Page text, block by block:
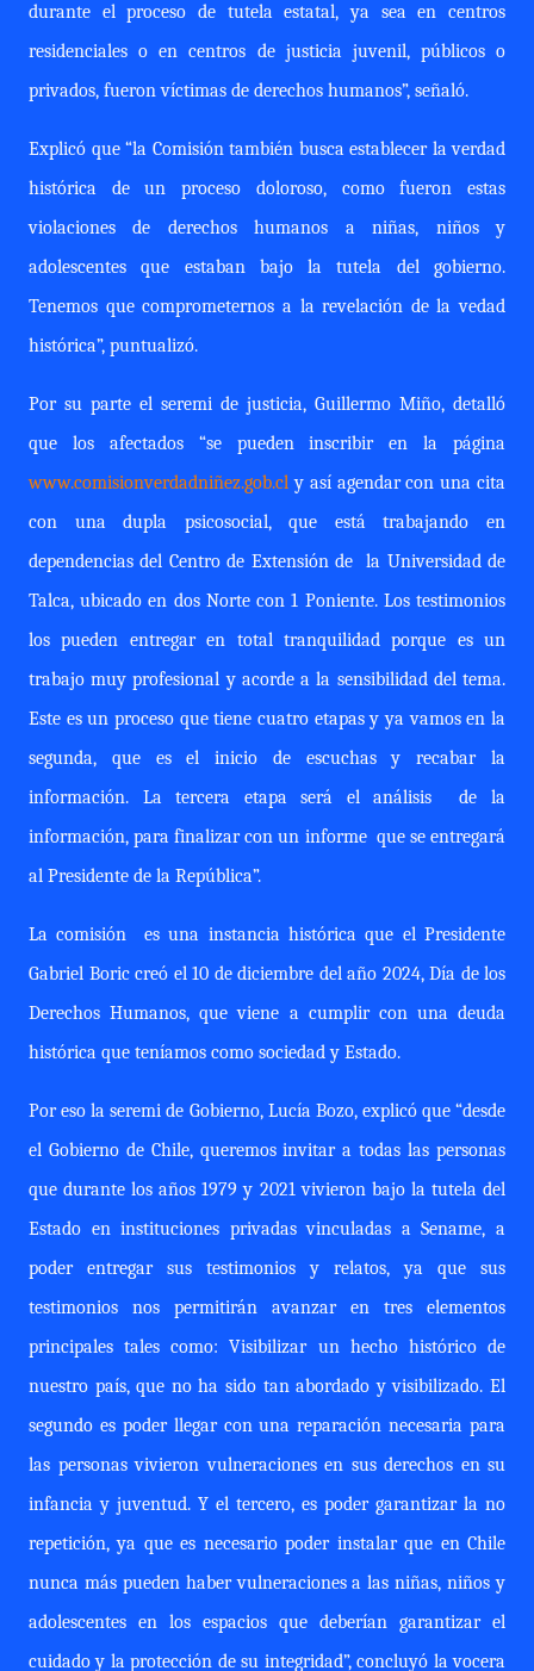
durante el proceso de tutela estatal, ya sea en centros
residenciales o en centros de justicia juvenil, públicos o
privados, fueron víctimas de derechos humanos”, señaló.
Explicó que “la Comisión también busca establecer la verdad
histórica de un proceso doloroso, como fueron estas
violaciones de derechos humanos a niñas, niños y
adolescentes que estaban bajo la tutela del gobierno.
Tenemos que comprometernos a la revelación de la vedad
histórica”, puntualizó.
Por su parte el seremi de justicia, Guillermo Miño, detalló
que los afectados “se pueden inscribir en la página
www.comisionverdadniñez.gob.cl y así agendar con una cita
con una dupla psicosocial, que está trabajando en
dependencias del Centro de Extensión de
la Universidad de
Talca, ubicado en dos Norte con 1 Poniente. Los testimonios
los pueden entregar en total tranquilidad porque es un
trabajo muy profesional y acorde a la sensibilidad del tema.
Este es un proceso que tiene cuatro etapas y ya vamos en la
segunda, que es el inicio de escuchas y recabar la
información. La tercera etapa será el análisis
de la
información, para finalizar con un informe que se entregará
al Presidente de la República”.
La comisión
es una instancia histórica que el Presidente
Gabriel Boric creó el 10 de diciembre del año 2024, Día de los
Derechos Humanos, que viene a cumplir con una deuda
histórica que teníamos como sociedad y Estado.
Por eso la seremi de Gobierno, Lucía Bozo, explicó que “desde
el Gobierno de Chile, queremos invitar a todas las personas
que durante los años 1979 y 2021 vivieron bajo la tutela del
Estado en instituciones privadas vinculadas a Sename, a
poder entregar sus testimonios y relatos, ya que sus
testimonios nos permitirán avanzar en tres elementos
principales tales como: Visibilizar un hecho histórico de
nuestro país, que no ha sido tan abordado y visibilizado. El
segundo es poder llegar con una reparación necesaria para
las personas vivieron vulneraciones en sus derechos en su
infancia y juventud. Y el tercero, es poder garantizar la no
repetición, ya que es necesario poder instalar que en Chile
nunca más pueden haber vulneraciones a las niñas, niños y
adolescentes en los espacios que deberían garantizar el
cuidado y la protección de su integridad”, concluyó la vocera